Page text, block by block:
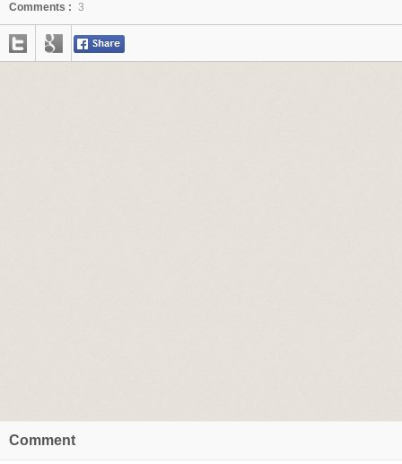
Comments : 3
Comment